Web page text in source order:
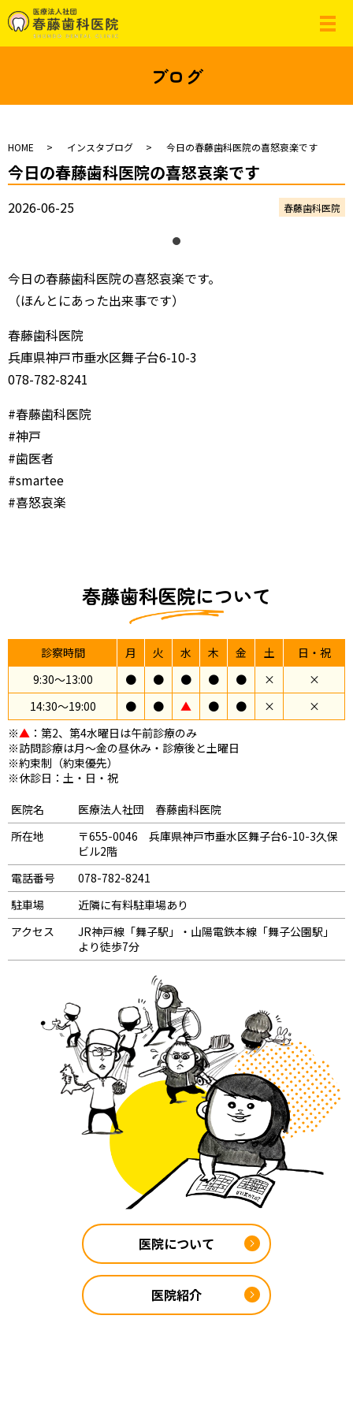
ブログ
HOME インスタブログ 今日の春藤歯科医院の喜怒哀楽です
今日の春藤歯科医院の喜怒哀楽です
2026-06-25 春藤歯科医院
今日の春藤歯科医院の喜怒哀楽です。
（ほんとにあった出来事です）
春藤歯科医院
兵庫県神戸市垂水区舞子台6-10-3
078-782-8241
#春藤歯科医院
#神戸
#歯医者
#smartee
#喜怒哀楽
春藤歯科医院について
診察時間 月 火 水 木 金 土
日・祝
9:30〜13:00
● ● ● ● ● ×
×
14:30〜19:00
● ● ▲ ● ● ×
×
※▲ ：第2、第4水曜日は午前診療のみ
※訪問診療は月～金の昼休み・診療後と土曜日
※約束制（約束優先）
※休診日：土・日・祝
医院名
医療法人社団 春藤歯科医院
所在地
〒655-0046 兵庫県神戸市垂水区舞子台6-10-3久保
ビル2階
電話番号
078-782-8241
駐車場
近隣に有料駐車場あり
アクセス
JR神戸線「舞子駅」・山陽電鉄本線「舞子公園駅」
より徒歩7分
医院について
医院紹介